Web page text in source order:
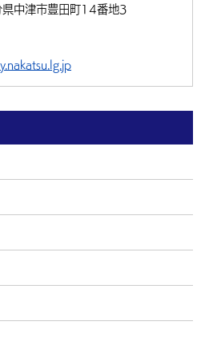
中津市豊田町14番地3